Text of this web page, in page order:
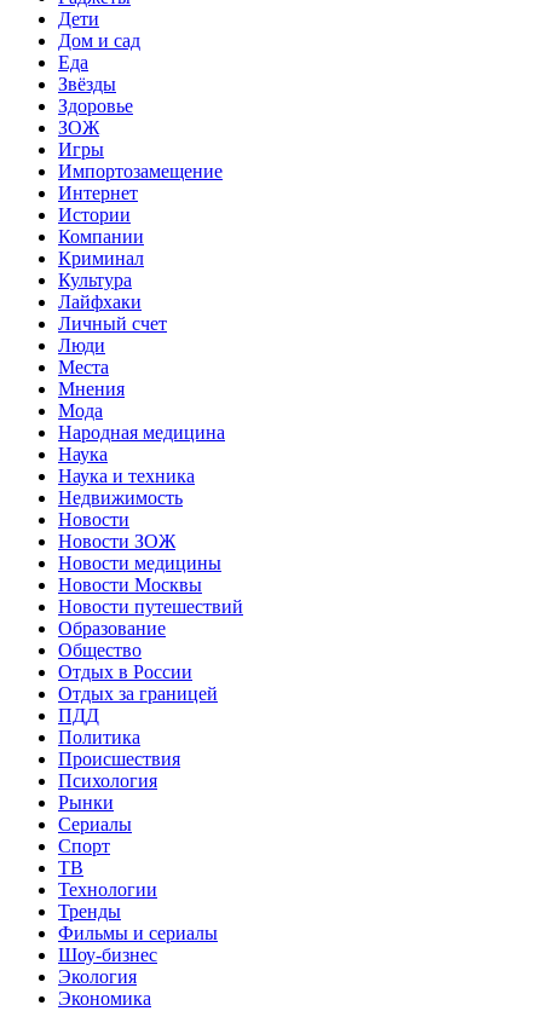
Дети
Дом и сад
Еда
Звёзды
Здоровье
ЗОЖ
Игры
Импортозамещение
Интернет
Истории
Компании
Криминал
Культура
Лайфхаки
Личный счет
Люди
Места
Мнения
Мода
Народная медицина
Наука
Наука и техника
Недвижимость
Новости
Новости ЗОЖ
Новости медицины
Новости Москвы
Новости путешествий
Образование
Общество
Отдых в России
Отдых за границей
ПДД
Политика
Происшествия
Психология
Рынки
Сериалы
Спорт
ТВ
Технологии
Тренды
Фильмы и сериалы
Шоу-бизнес
Экология
Экономика